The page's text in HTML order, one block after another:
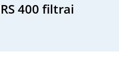
400 filtrai